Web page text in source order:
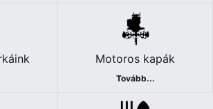
Motoros kapák
Tovább...